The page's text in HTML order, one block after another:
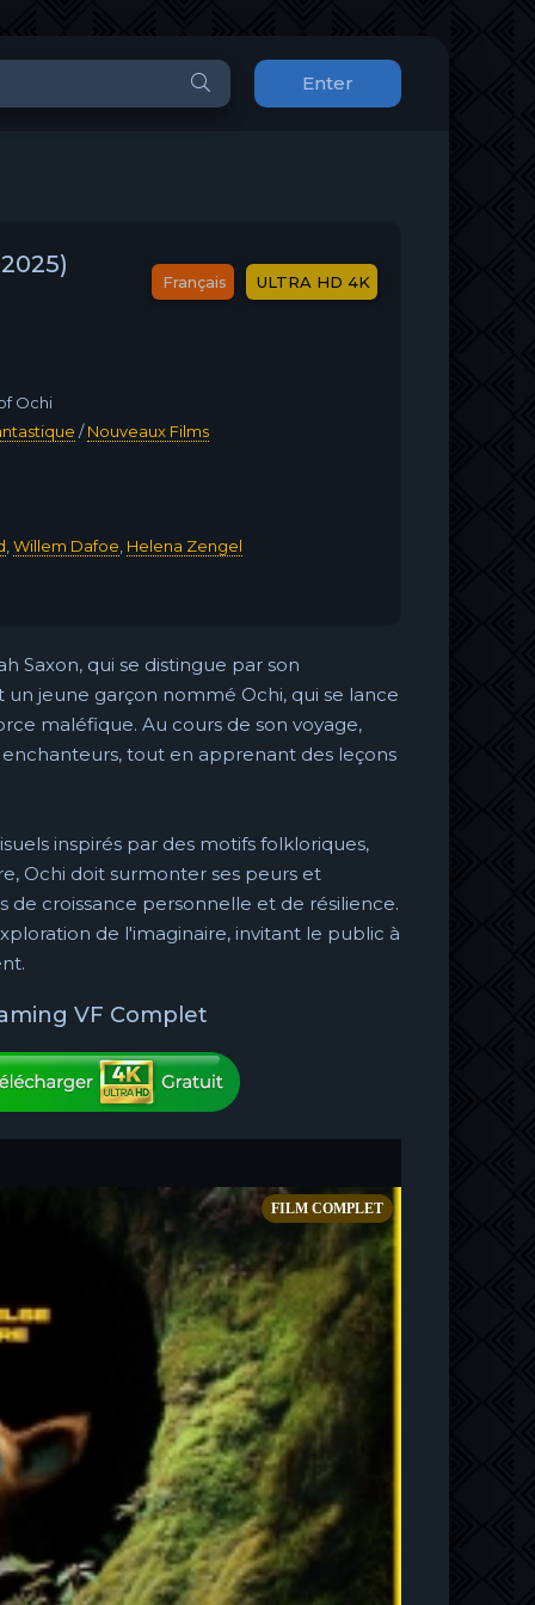
Enter
Français ULTRA HD 4K
Ochi
/Nouveaux Films‎
Willem Dafoe Helena Zengel
Saxon, qui se distingue par son
jeune garçon nommé Ochi, qui se lance
maléfique. Au cours de son voyage,
tout en apprenant des leçons
inspirés par des motifs folkloriques,
Ochi doit surmonter ses peurs et
croissance personnelle et de résilience.
de l'imaginaire, invitant le public à
VF Complet
FILM COMPLET